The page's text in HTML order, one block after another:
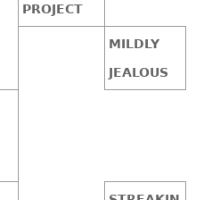
PROJECT
MILDLY
JEALOUS